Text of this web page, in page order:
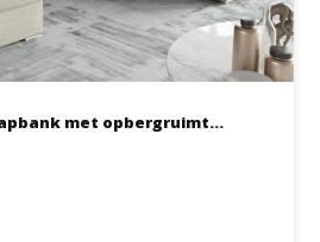
met opbergruimt...